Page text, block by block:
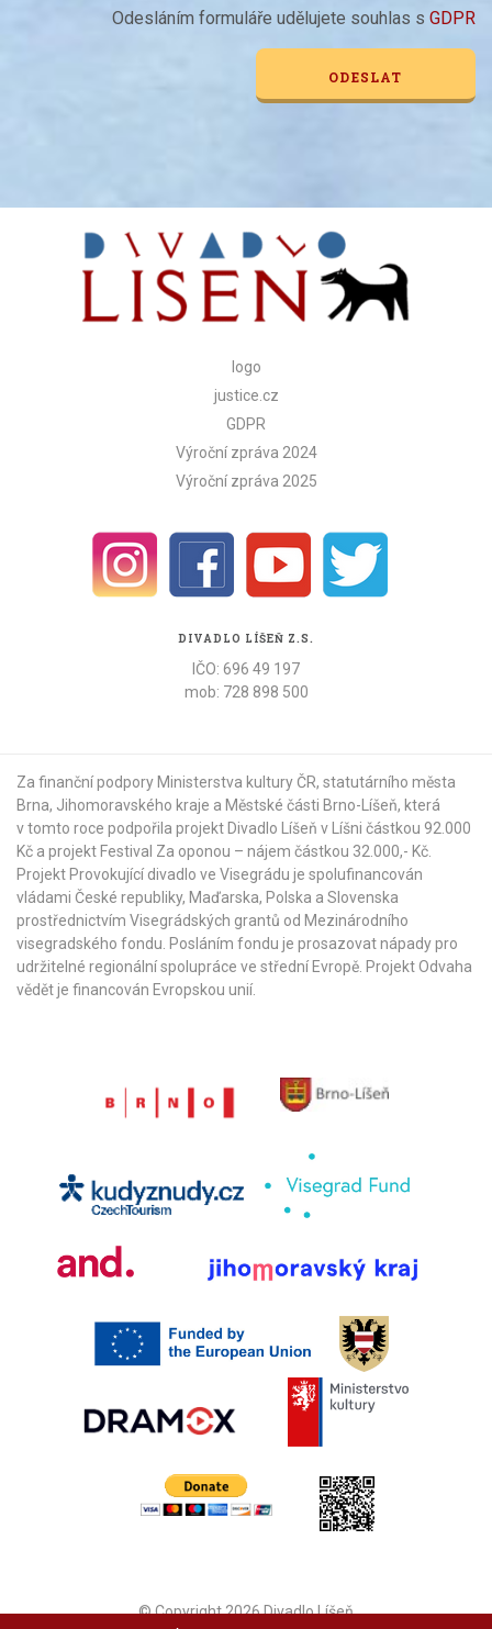
Odesláním formuláře udělujete souhlas s GDPR
logo
justice.cz
GDPR
Výroční zpráva 2024
Výroční zpráva 2025
DIVADLO LÍŠEŇ Z.S.
IČO: 696 49 197
mob: 728 898 500
Za finanční podpory Ministerstva kultury ČR, statutárního města
Brna, Jihomoravského kraje a Městské části Brno-Líšeň, která
v tomto roce podpořila projekt Divadlo Líšeň v Líšni částkou 92.000
Kč a projekt Festival Za oponou – nájem částkou 32.000,- Kč.
Projekt Provokující divadlo ve Visegrádu je spolufinancován
vládami České republiky, Maďarska, Polska a Slovenska
prostřednictvím Visegrádských grantů od Mezinárodního
visegradského fondu. Posláním fondu je prosazovat nápady pro
udržitelné regionální spolupráce ve střední Evropě. Projekt Odvaha
vědět je financován Evropskou unií.
© Copyright 2026 Divadlo Líšeň